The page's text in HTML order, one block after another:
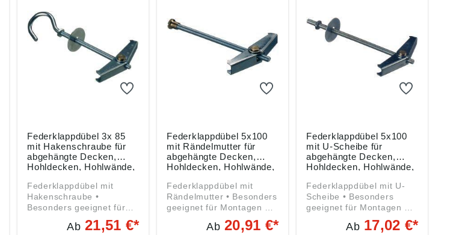
Federklappdübel 3x 85
mit Hakenschraube für
abgehängte Decken,
Hohldecken, Hohlwände,
Federklappdübel mit
Hakenschraube •
Besonders geeignet für
abgehängten Decken,
Ab21,51 €*
Federklappdübel 5x100
mit Rändelmutter für
abgehängte Decken,
Hohldecken, Hohlwände,
Federklappdübel mit
Rändelmutter • Besonders
geeignet für Montagen an
abgehängten Decken,
Hohldecken und
Ab20,91 €*
Federklappdübel 5x100
mit U-Scheibe für
abgehängte Decken,
Hohldecken, Hohlwände,
Federklappdübel mit U-
Scheibe • Besonders
geeignet für Montagen an
abgehängten Decken,
Hohldecken und
Ab 17,02 €*